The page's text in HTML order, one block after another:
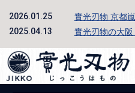
2026.01.25 實光刃物 京都
2025.04.13 實光刃物の大